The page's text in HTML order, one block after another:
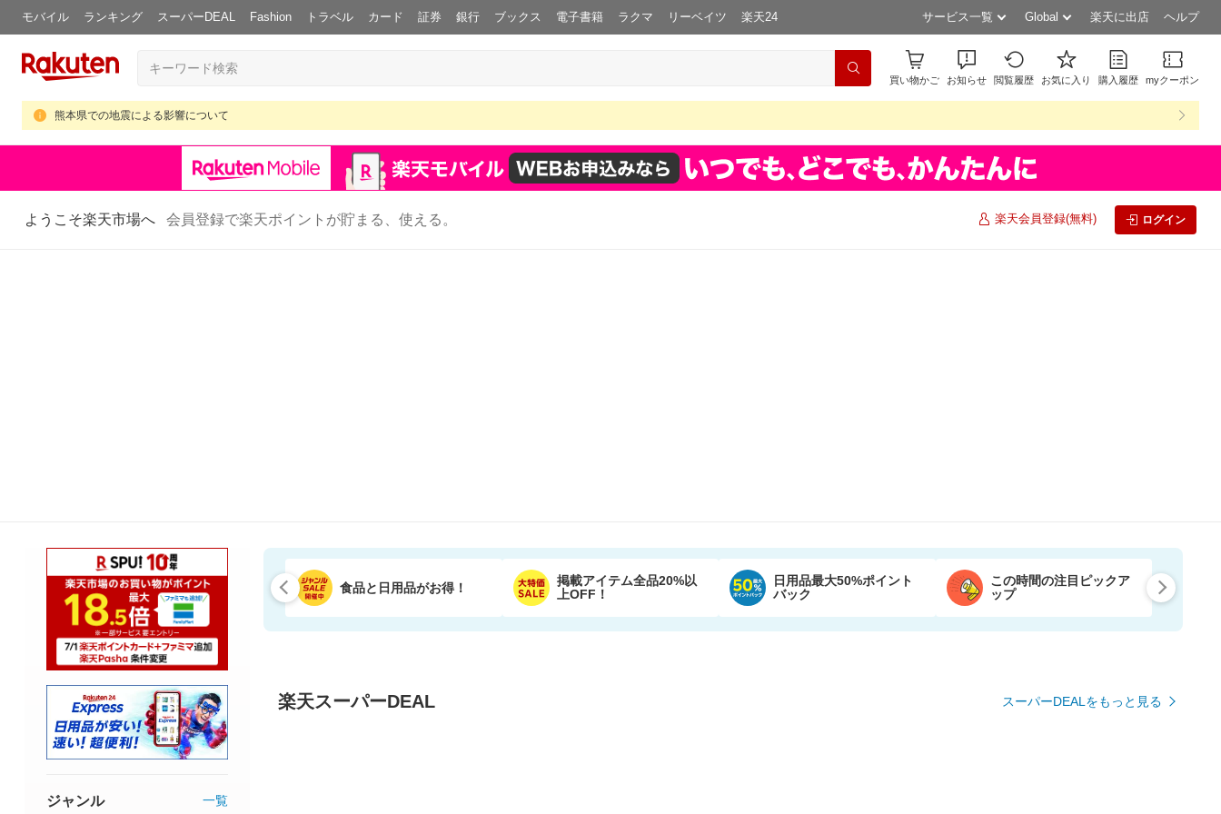
モバイル ランキング スーパーDEAL Fashion トラベル カード 証券 銀行 ブックス 電子書籍 ラクマ リーベイツ 楽天24 サービス一覧 Global 楽天に出店 ヘルプ
買い物かご お知らせ 閲覧履歴 お気に入り 購入履歴 myクーポン
熊本県での地震による影響について
ようこそ楽天市場へ 会員登録で楽天ポイントが貯まる、使える。 楽天会員登録(無料) ログイン
食品と日用品がお得！
掲載アイテム全品20%以
上OFF！
日用品最大50%ポイント
バック
この時間の注目ピックア
ップ
楽天スーパーDEAL スーパーDEALをもっと見る
ジャンル 一覧